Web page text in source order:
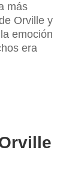
más
Orville y
emoción
era